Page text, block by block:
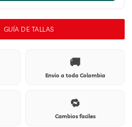
GUÍA DE TALLAS
🚚
Envio a toda Colombia
🔁
Cambios faciles